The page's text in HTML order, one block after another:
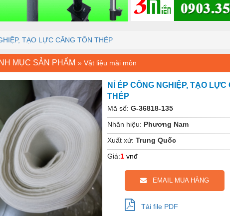
TẠO LỰC CĂNG TÔN THÉP
MỤC SẢN PHẨM » Vật liệu mài mòn
NỈ ÉP CÔNG NGHIỆP, TẠO LỰC
THÉP
Mã số: G-36818-135
Nhãn hiệu: Phương Nam
Xuất xứ: Trung Quốc
Giá:1 vnđ
EMAIL MUA HÀNG
Tải file PDF